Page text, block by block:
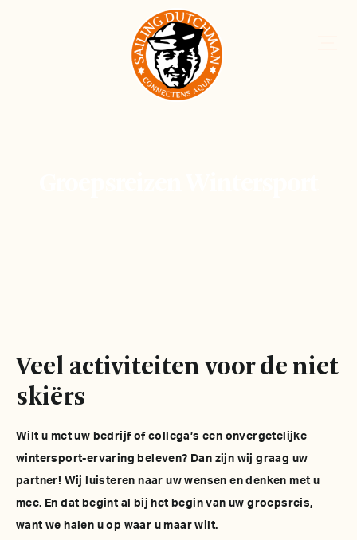
Veel activiteiten voor de niet
skiërs
Wilt u met uw bedrijf of collega’s een onvergetelijke
wintersport-ervaring beleven? Dan zijn wij graag uw
partner! Wij luisteren naar uw wensen en denken met u
mee. En dat begint al bij het begin van uw groepsreis,
want we halen u op waar u maar wilt.